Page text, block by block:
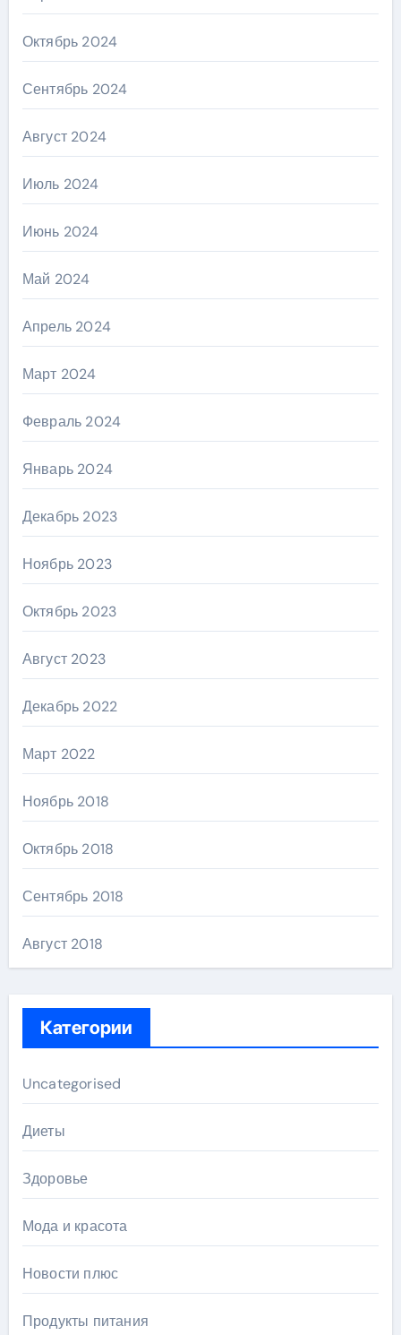
Октябрь 2024
Сентябрь 2024
Август 2024
Июль 2024
Июнь 2024
Май 2024
Апрель 2024
Март 2024
Февраль 2024
Январь 2024
Декабрь 2023
Ноябрь 2023
Октябрь 2023
Август 2023
Декабрь 2022
Март 2022
Ноябрь 2018
Октябрь 2018
Сентябрь 2018
Август 2018
Категории
Uncategorised
Диеты
Здоровье
Мода и красота
Новости плюс
Продукты питания